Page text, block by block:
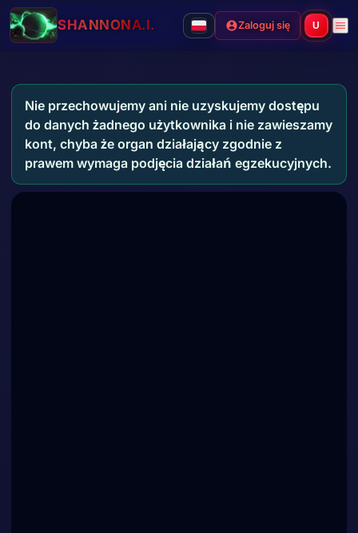
SHANNONA.I. Zaloguj się U
Nie przechowujemy ani nie uzyskujemy dostępu
do danych żadnego użytkownika i nie zawieszamy
kont, chyba że organ działający zgodnie z
prawem wymaga podjęcia działań egzekucyjnych.